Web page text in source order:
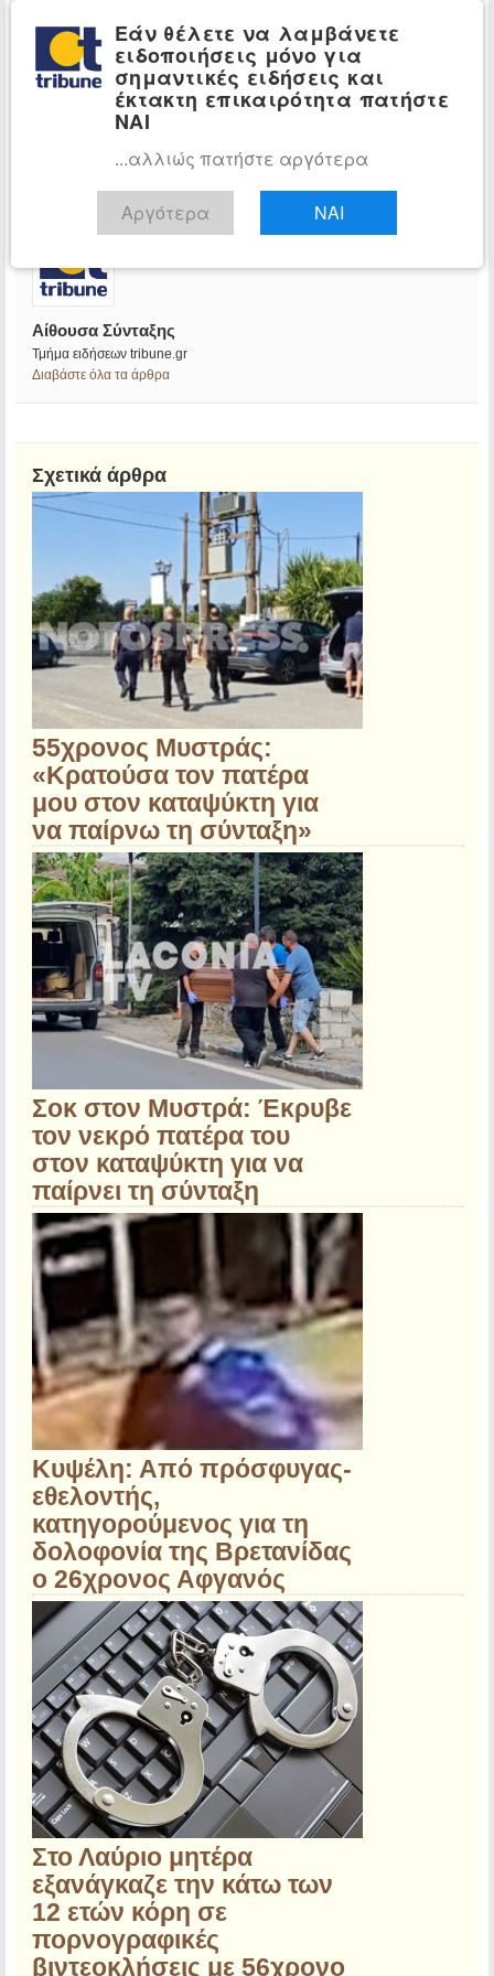
Αίθουσα Σύνταξης
Τμήμα ειδήσεων tribune.gr
Διαβάστε όλα τα άρθρα
Σχετικά άρθρα
55χρονος Μυστράς:
«Κρατούσα τον πατέρα
μου στον καταψύκτη για
να παίρνω τη σύνταξη»
Σοκ στον Μυστρά: Έκρυβε
τον νεκρό πατέρα του
στον καταψύκτη για να
παίρνει τη σύνταξη
Κυψέλη: Από πρόσφυγας-
εθελοντής,
κατηγορούμενος για τη
δολοφονία της Βρετανίδας
ο 26χρονος Αφγανός
Στο Λαύριο μητέρα
εξανάγκαζε την κάτω των
12 ετών κόρη σε
πορνογραφικές
βιντεοκλήσεις με 56χρονο
Εάν θέλετε να λαμβάνετε
ειδοποιήσεις μόνο για
σημαντικές ειδήσεις και
έκτακτη επικαιρότητα πατήστε
ΝΑΙ
...αλλιώς πατήστε αργότερα
Αργότερα ΝΑΙ